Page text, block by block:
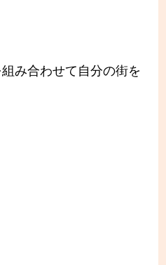
み合わせて自分の街を